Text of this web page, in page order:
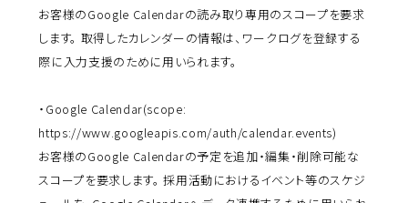
お客様のGoogle Calendarの読み取り専用のスコープを要求
します。 取得したカレンダーの情報は、ワークログを登録する
際に入力支援のために用いられます。
・Google Calendar(scope:
https://www.googleapis.com/auth/calendar.events)
お客様のGoogle Calendarの予定を追加・編集・削除可能な
スコープを要求します。 採用活動におけるイベント等のスケジ